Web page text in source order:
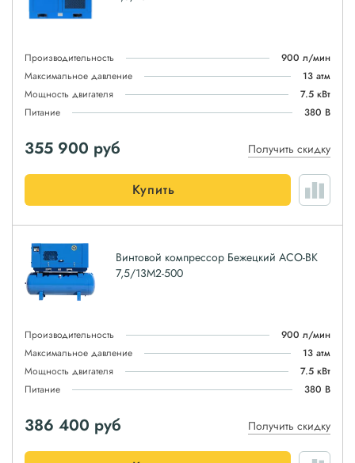
Производительность
900 л/мин
Максимальное давление
13 атм
Мощность двигателя
7.5 кВт
Питание
380 В
355 900 руб Получить скидку
Купить
Винтовой компрессор Бежецкий АСО-ВК
7,5/13М2-500
Производительность
900 л/мин
Максимальное давление
13 атм
Мощность двигателя
7.5 кВт
Питание
380 В
386 400 руб Получить скидку